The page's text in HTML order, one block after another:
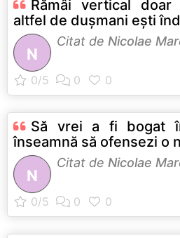
Rămâi vertical
altfel de duşmani ești
N
Citat de Nicolae
Să vrei a fi bogat
înseamnă să ofensezi o
N
Citat de Nicolae